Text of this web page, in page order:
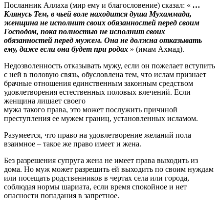
Посланник Аллаха (мир ему и благословение) сказал: « …
Клянусь Тем, в чьей воле находится душа Мухаммада,
женщина не исполнит своих обязанностей перед своим
Господом, пока полностью не исполнит своих
обязанностей перед мужем. Она не должна отказывать
ему, даже если она будет при родах » (имам Ахмад).
Недозволенность отказывать мужу, если он пожелает вступить
с ней в половую связь, обусловлена тем, что ислам признает
брачные отношения единственным законным средством
удовлетворения естественных половых влечений. Если
женщина лишает своего
мужа такого права, это может послужить причиной
преступления ее мужем границ, установленных исламом.
Разумеется, что право на удовлетворение желаний пола
взаимное – такое же право имеет и жена.
Без разрешения супруга жена не имеет права выходить из
дома. Но муж может разрешить ей выходить по своим нуждам
или посещать родственников в чертах села или города,
соблюдая нормы шариата, если время спокойное и нет
опасности попадания в запретное.